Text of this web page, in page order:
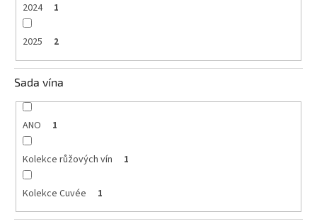
2024 1
2025 2
Sada vína
ANO 1
Kolekce růžových vín 1
Kolekce Cuvée 1